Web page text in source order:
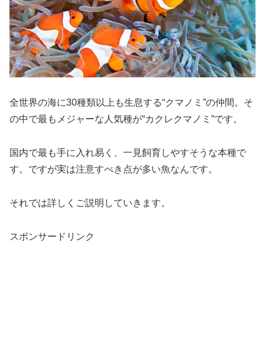
全世界の海に30種類以上も生息する“クマノミ”の仲間。そ
の中で最もメジャーな人気種が“カクレクマノミ”です。
国内で最も手に入れ易く、一見飼育しやすそうな本種で
す。ですが実は注意すべき点が多い魚なんです。
それでは詳しくご説明していきます。
スポンサードリンク